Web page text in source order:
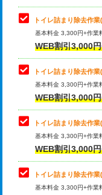
トイレ詰まり除去作
基本料金 3,300円+作業
WEB割引3,000
トイレ詰まり除去作
基本料金 3,300円+作業
WEB割引3,000
トイレ詰まり除去作
基本料金 3,300円+作業
WEB割引3,000
トイレ詰まり除去作
基本料金 3,300円+作業